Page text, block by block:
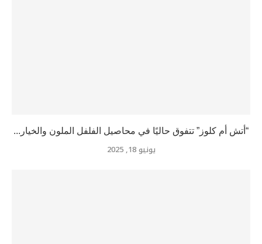
“أتش أم كلوز” تتفوق حاليًا في محاصيل الفلفل الملون والخيار...
يونيو 18, 2025